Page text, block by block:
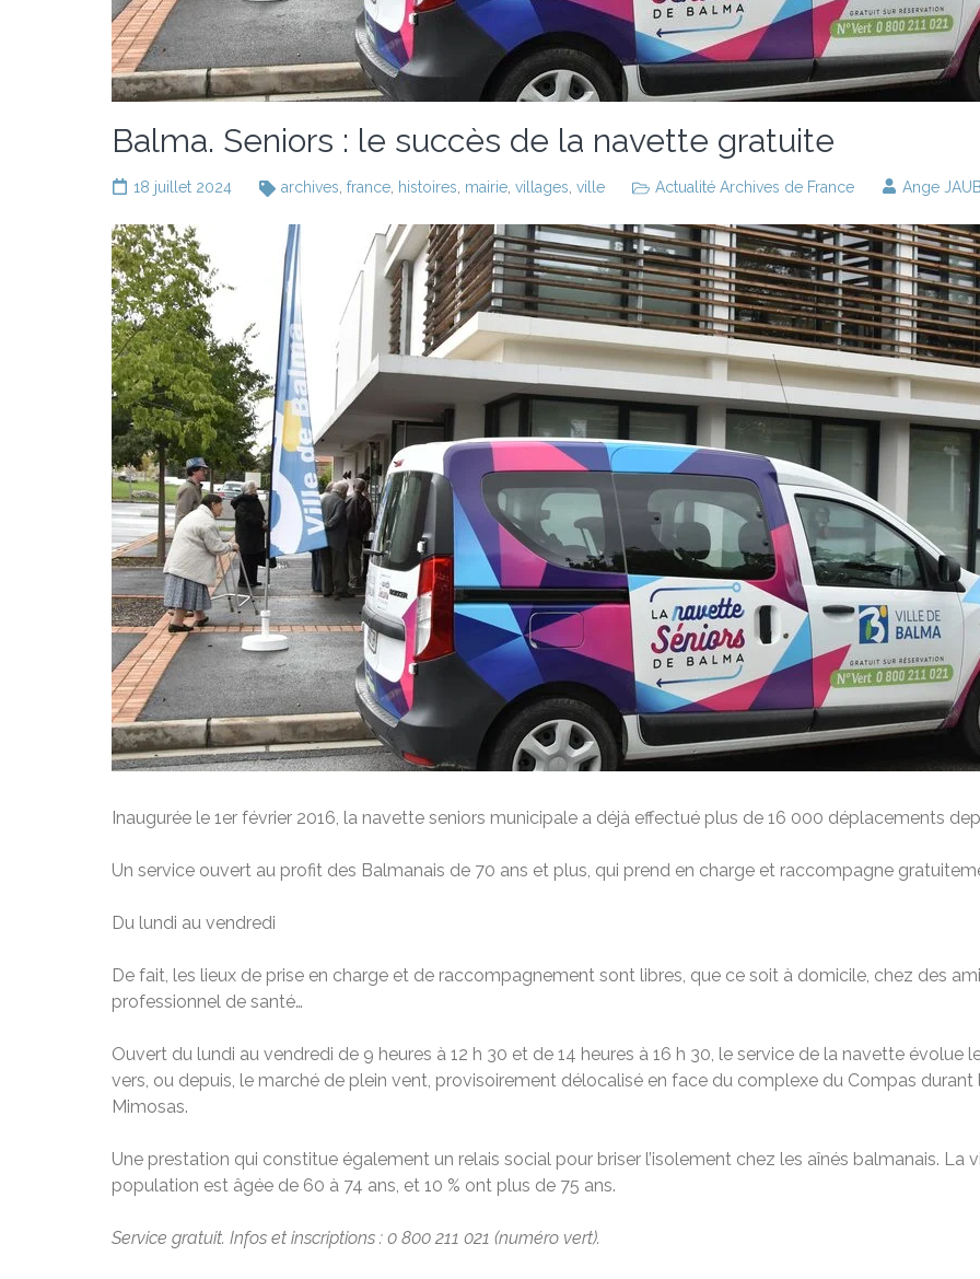
Balma. Seniors : le succès de la navette gratuite
18 juillet 2024 archives france histoires mairie villages ville Actualité Archives de France Ange
Inaugurée le 1er février 2016, la navette seniors municipale a déjà effectué plus de 16 000 déplacements
Un service ouvert au profit des Balmanais de 70 ans et plus, qui prend en charge et raccompagne
Du lundi au vendredi
De fait, les lieux de prise en charge et de raccompagnement sont libres, que ce soit à domicile, chez des
professionnel de santé…
Ouvert du lundi au vendredi de 9 heures à 12 h 30 et de 14 heures à 16 h 30, le service de la navette
vers, ou depuis, le marché de plein vent, provisoirement délocalisé en face du complexe du Compas durant
Mimosas.
Une prestation qui constitue également un relais social pour briser l’isolement chez les aînés balmanais. La
population est âgée de 60 à 74 ans, et 10 % ont plus de 75 ans.
Service gratuit. Infos et inscriptions : 0 800 211 021 (numéro vert).